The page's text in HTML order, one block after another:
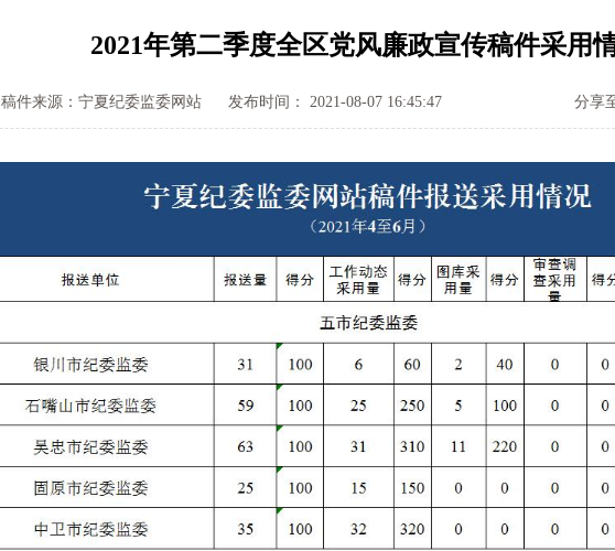
2021年第二季度全区党风廉政宣传稿件采用
稿件来源：宁夏纪委监委网站 发布时间： 2021-08-07 16:45:47 分享